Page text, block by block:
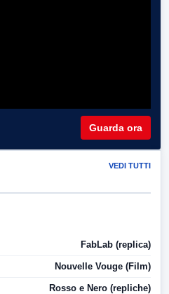
Guarda ora
VEDI TUTTI
FabLab (replica)
Nouvelle Vouge (Film)
Rosso e Nero (repliche)